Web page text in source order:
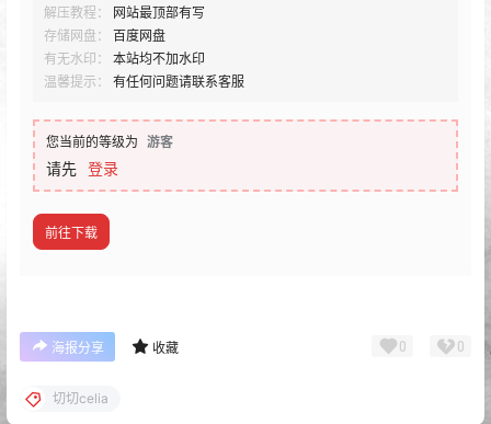
解压教程：
网站最顶部有写
存储网盘：
百度网盘
有无水印：
本站均不加水印
温馨提示：
有任何问题请联系客服
您当前的等级为 游客
请先 登录
前往下载
海报分享 收藏 0 0
切切celia